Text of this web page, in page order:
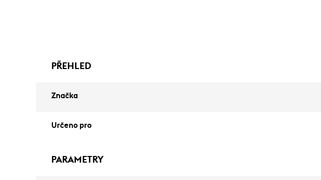
PŘEHLED
Značka
Určeno pro
PARAMETRY